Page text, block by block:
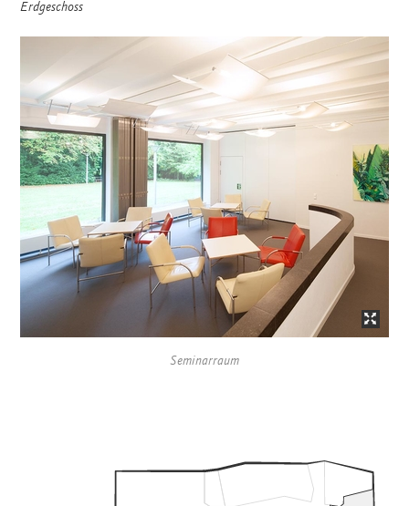
Erdgeschoss
Seminarraum